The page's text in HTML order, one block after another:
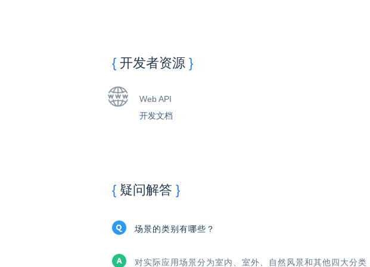
开发者资源
Web API
开发文档
疑问解答
场景的类别有哪些？
对实际应用场景分为室内、室外、自然风景和其他四大分